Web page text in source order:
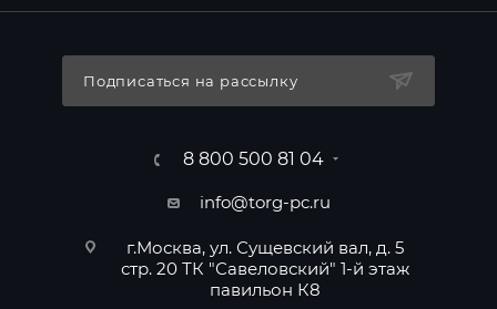
Подписаться на рассылку
8 800 500 81 04
info@torg-pc.ru
г.Москва, ул. Сущевский вал, д. 5
стр. 20 ТК "Савеловский" 1-й этаж
павильон К8